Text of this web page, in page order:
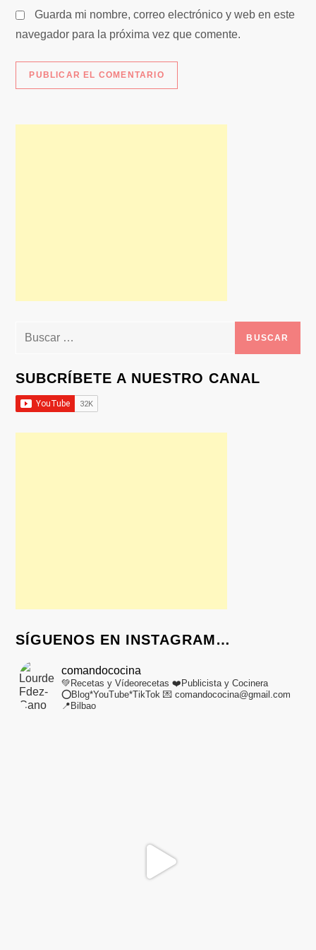
s
Guarda mi nombre, correo electrónico y web en este
navegador para la próxima vez que comente.
Buscar:
SUBCRÍBETE A NUESTRO CANAL
SÍGUENOS EN INSTAGRAM…
comandococina
💚Recetas y Vídeorecetas ❤️Publicista y Cocinera
⭕Blog*YouTube*TikTok 💌 comandococina@gmail.com
📍Bilbao